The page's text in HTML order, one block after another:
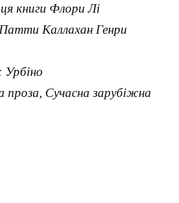
книги Флори Лі
Каллахан Генри
Урбіно
проза, Сучасна зарубіжна